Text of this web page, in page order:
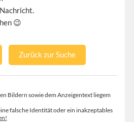
😉
Zurück zur Suche
Bildern sowie dem Anzeigentext liegem
falsche Identität oder ein inakzeptables